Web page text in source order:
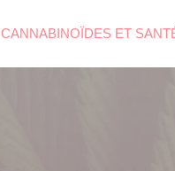
CANNABINOÏDES ET